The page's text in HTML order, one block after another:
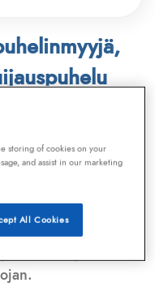
tuhansia
jos kyseessä on
tai
jatkuvasti,
storing of cookies on your
and assist in our marketing
All Cookies